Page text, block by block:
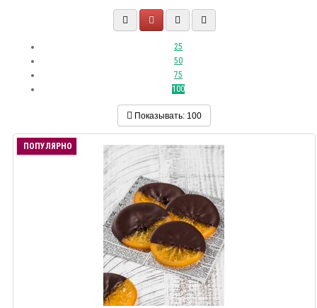
25
50
75
100
Показывать: 100
ПОПУЛЯРНО